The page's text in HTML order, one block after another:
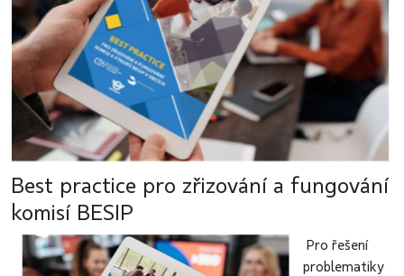
Best practice pro zřizování a fungování
komisí BESIP
Pro řešení
problematiky